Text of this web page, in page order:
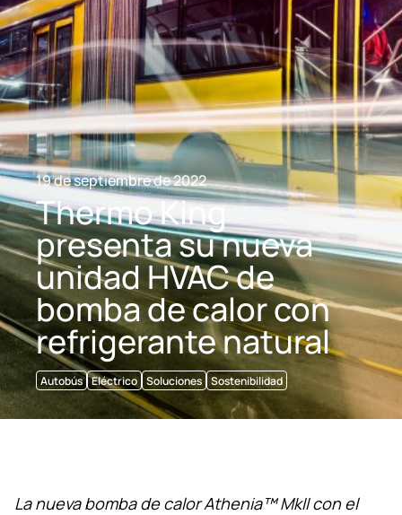
19 de septiembre de 2022
Thermo King
presenta su nueva
unidad HVAC de
bomba de calor con
refrigerante natural
Autobús Eléctrico Soluciones Sostenibilidad
La nueva bomba de calor Athenia™ MkII con el